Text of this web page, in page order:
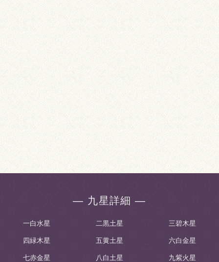
― 九星詳細 ―
一白水星 二黒土星 三碧木星
四緑木星 五黄土星 六白金星
七赤金星 八白土星 九紫火星